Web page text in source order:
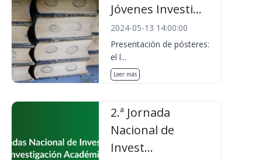
Jóvenes Investi...
2024-05-13 14:00:00
Presentación de pósteres:
el l...
Leer más
2.ª Jornada
Nacional de
Invest...